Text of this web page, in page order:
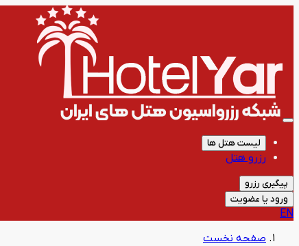
لیست هتل ها
رزرو هتل
پیگیری رزرو
ورود یا عضویت
EN
صفحه نخست